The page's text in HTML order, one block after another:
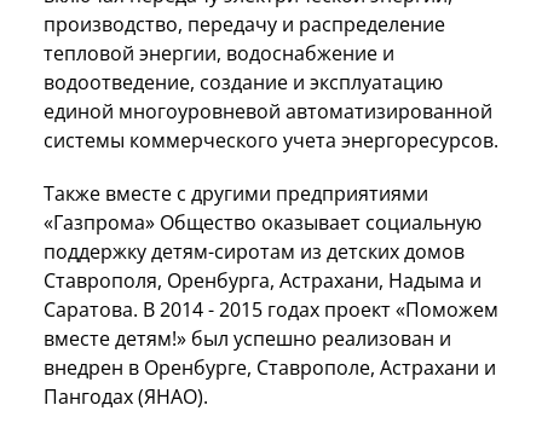
производство, передачу и распределение
тепловой энергии, водоснабжение и
водоотведение, создание и эксплуатацию
единой многоуровневой автоматизированной
системы коммерческого учета энергоресурсов.
Также вместе с другими предприятиями
«Газпрома» Общество оказывает социальную
поддержку детям-сиротам из детских домов
Ставрополя, Оренбурга, Астрахани, Надыма и
Саратова. В 2014 - 2015 годах проект «Поможем
вместе детям!» был успешно реализован и
внедрен в Оренбурге, Ставрополе, Астрахани и
Пангодах (ЯНАО).